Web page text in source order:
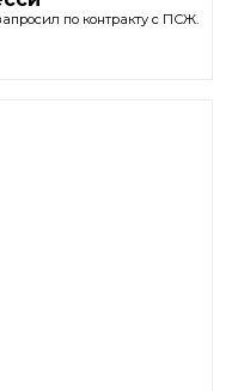
по контракту с ПСЖ.